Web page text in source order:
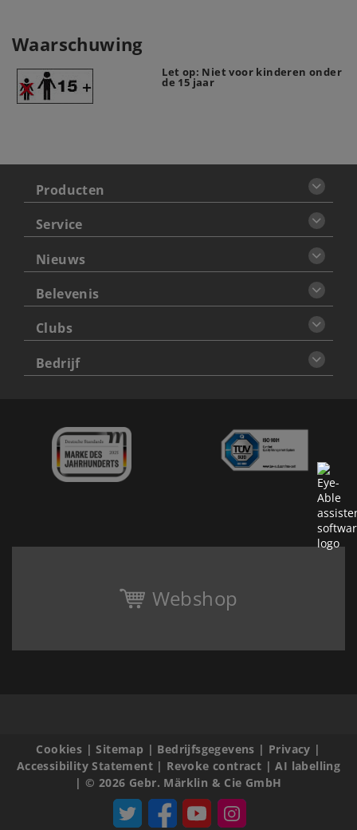
Waarschuwing
Let op: Niet voor kinderen onder
de 15 jaar
Producten
Service
Nieuws
Belevenis
Clubs
Bedrijf
Webshop
Cookies |Sitemap | Bedrijfsgegevens | Privacy |
Accessibility Statement| Revoke contract |AI labelling
|© 2026 Gebr. Märklin & Cie GmbH